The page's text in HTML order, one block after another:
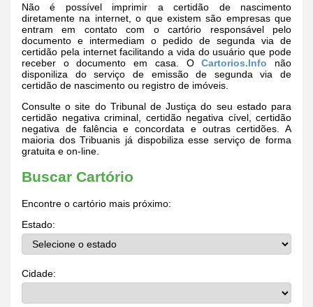
Não é possível imprimir a certidão de nascimento
diretamente na internet, o que existem são empresas que
entram em contato com o cartório responsável pelo
documento e intermediam o pedido de segunda via de
certidão pela internet facilitando a vida do usuário que pode
receber o documento em casa. OCartorios.Info não
disponiliza do serviço de emissão de segunda via de
certidão de nascimento ou registro de imóveis.
Consulte o site do Tribunal de Justiça do seu estado para
certidão negativa criminal, certidão negativa cível, certidão
negativa de falência e concordata e outras certidões. A
maioria dos Tribuanis já dispobiliza esse serviço de forma
gratuita e on-line.
Buscar Cartório
Encontre o cartório mais próximo:
Estado:
Cidade: